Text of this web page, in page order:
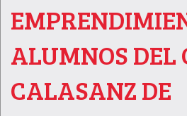
ALUMNOS DEL
CALASANZ DE